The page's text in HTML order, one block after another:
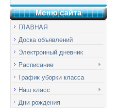
Меню сайта
ГЛАВНАЯ
Доска объявлений
Электронный дневник
Расписание
График уборки класса
Наш класс
Дни рождения